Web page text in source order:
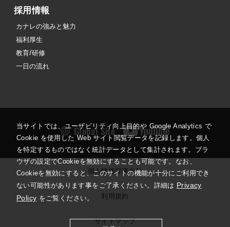
採用情報
カナレの強みと魅力
福利厚生
教育/研修
一日の流れ
Global Site
個人情報保護方針
利用規約
サイトマップ
当サイトでは、ユーザビリティ向上目的や Google Analytics で
Cookie を使用した Web サイト閲覧データを記録します。個人
を特定するものではなく統計データとして集計されます。ブラ
ウザの設定でCookieを無効にすることも可能です。なお、
Cookieを無効にすると、このサイトの機能が十分にご利用でき
ない可能性があります事をご了承ください。詳細は Privacy
Policy をご覧ください。